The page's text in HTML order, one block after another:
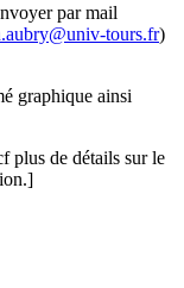
par mail
tours.fr)
graphique ainsi
plus de détails sur le